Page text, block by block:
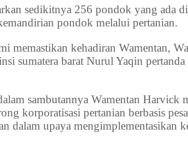
sedikitnya 256 pondok yang ada
pondok melalui pertanian.
memastikan kehadiran Wamentan,
sumatera barat Nurul Yaqin
sambutannya Wamentan Harvick
korporatisasi pertanian berbasis
dalam upaya mengimplementasikan